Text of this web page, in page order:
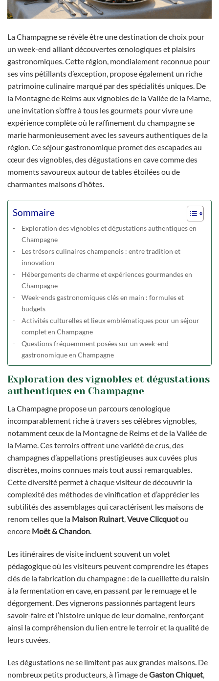
La Champagne se révèle être une destination de choix pour
un week-end alliant découvertes œnologiques et plaisirs
gastronomiques. Cette région, mondialement reconnue pour
ses vins pétillants d’exception, propose également un riche
patrimoine culinaire marqué par des spécialités uniques. De
la Montagne de Reims aux vignobles de la Vallée de la Marne,
une invitation s’offre à tous les gourmets pour vivre une
expérience complète où le raffinement du champagne se
marie harmonieusement avec les saveurs authentiques de la
région. Ce séjour gastronomique promet des escapades au
cœur des vignobles, des dégustations en cave comme des
moments savoureux autour de tables étoilées ou de
charmantes maisons d’hôtes.
Sommaire
Exploration des vignobles et dégustations authentiques en
Champagne
Les trésors culinaires champenois : entre tradition et
innovation
Hébergements de charme et expériences gourmandes en
Champagne
Week-ends gastronomiques clés en main : formules et
budgets
Activités culturelles et lieux emblématiques pour un séjour
complet en Champagne
Questions fréquemment posées sur un week-end
gastronomique en Champagne
Exploration des vignobles et dégustations
authentiques en Champagne
La Champagne propose un parcours œnologique
incomparablement riche à travers ses célèbres vignobles,
notamment ceux de la Montagne de Reims et de la Vallée de
la Marne. Ces terroirs offrent une variété de crus, des
champagnes d’appellations prestigieuses aux cuvées plus
discrètes, moins connues mais tout aussi remarquables.
Cette diversité permet à chaque visiteur de découvrir la
complexité des méthodes de vinification et d’apprécier les
subtilités des assemblages qui caractérisent les maisons de
renom telles que la Maison Ruinart,Veuve Clicquotou
encore Moët & Chandon.
Les itinéraires de visite incluent souvent un volet
pédagogique où les visiteurs peuvent comprendre les étapes
clés de la fabrication du champagne : de la cueillette du raisin
à la fermentation en cave, en passant par le remuage et le
dégorgement. Des vignerons passionnés partagent leurs
savoir-faire et l’histoire unique de leur domaine, renforçant
ainsi la compréhension du lien entre le terroir et la qualité de
leurs cuvées.
Les dégustations ne se limitent pas aux grandes maisons. De
nombreux petits producteurs, à l’image deGaston Chiquet